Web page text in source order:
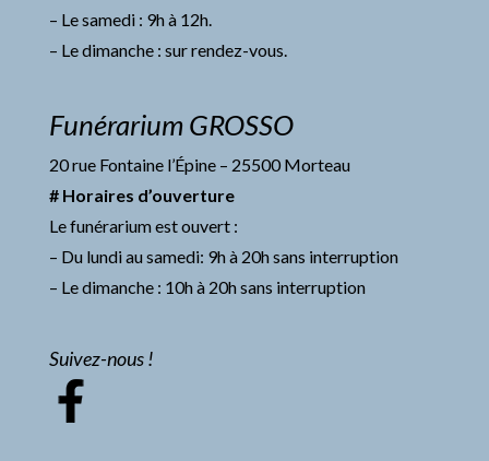
– Le samedi : 9h à 12h.
– Le dimanche : sur rendez-vous.
Funérarium GROSSO
20 rue Fontaine l’Épine – 25500 Morteau
# Horaires d’ouverture
Le funérarium est ouvert :
– Du lundi au samedi: 9h à 20h sans interruption
– Le dimanche : 10h à 20h sans interruption
Suivez-nous !